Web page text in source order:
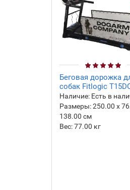
Беговая дорожка
собак Fitlogic
Наличие: Есть в
Размеры:250.00 х
138.00 см
Вес:77.00 кг